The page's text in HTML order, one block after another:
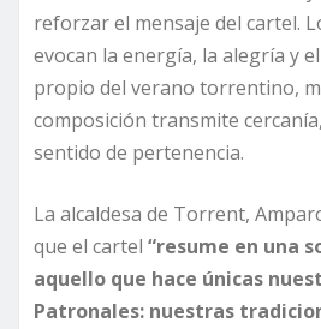
reforzar el mensaje del cartel.
evocan la energía, la alegría y
propio del verano torrentino,
composición transmite
sentido de pertenencia.
La alcaldesa de Torrent,
que el cartel “resume en una
aquello que hace únicas
Patronales: nuestras